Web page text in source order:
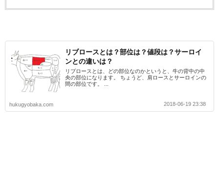
リブロースとは？部位は？値段は？サーロイ
ンとの違いは？
リブロースとは、どの部位なのかというと、牛の背中の中
央の部位になります。 ちょうど、肩ロースとサーロインの
間の部位です。 ...
hukugyobaka.com 2018-06-19 23:38